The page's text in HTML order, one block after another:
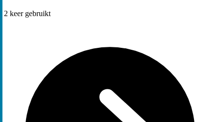
2 keer gebruikt